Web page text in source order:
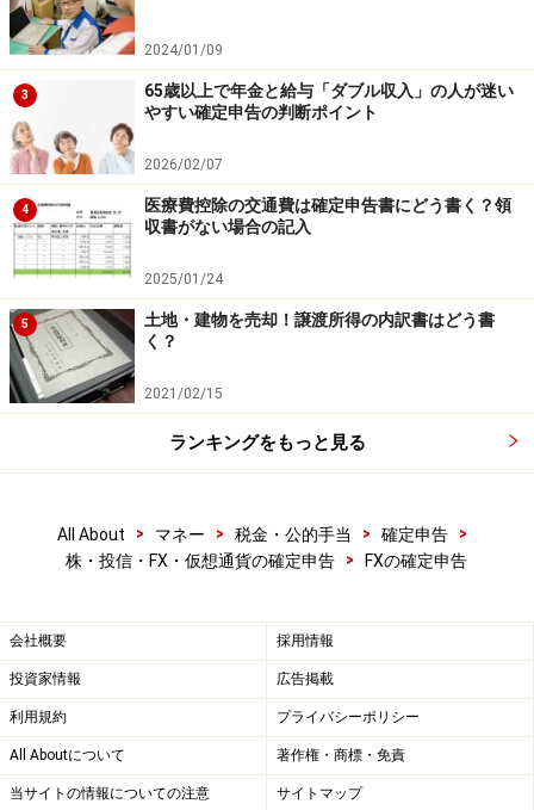
最新の情報や詳細については、必ず各金融機関やサービス提供者
の公式情報をご確認ください。
【編集部からのお知らせ】
・「家計」について、アンケート（2026/8/31まで）
中です！
※抽選で20名にAmazonギフト券1000円分プレゼント
※謝礼付きの限定アンケートやモニター企画に参加が可能に
なります
2024/01/09
3
65歳以上で年金と給与「ダブル収入」の人が迷い
やすい確定申告の判断ポイント
2026/02/07
4
医療費控除の交通費は確定申告書にどう書く？領
収書がない場合の記入
2025/01/24
5
土地・建物を売却！譲渡所得の内訳書はどう書
く？
2021/02/15
ランキングをもっと見る
All About > マネー > 税金・公的手当 > 確定申告
>
株・投信・FX・仮想通貨の確定申告
> FXの確定申告
会社概要 採用情報
投資家情報 広告掲載
利用規約 プライバシーポリシー
All Aboutについて 著作権・商標・免責
当サイトの情報についての注意 サイトマップ